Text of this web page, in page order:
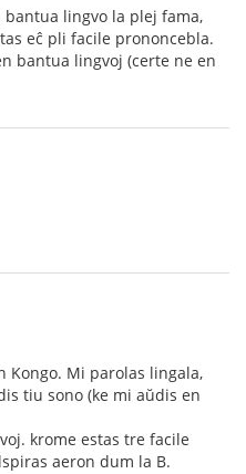
lingvo la plej fama,
eĉ pli facile prononcebla.
bantua lingvoj (certe ne en
Kongo. Mi parolas lingala,
tiu sono (ke mi aŭdis en
krome estas tre facile
aeron dum la B.